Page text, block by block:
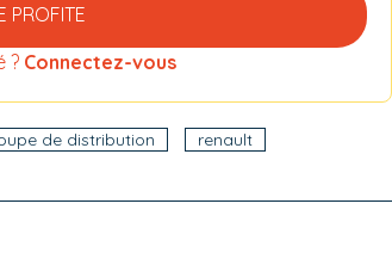
PROFITE
? Connectez-vous
de distribution renault